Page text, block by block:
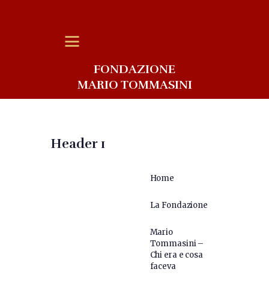
FONDAZIONE
MARIO TOMMASINI
Header 1
Home
La Fondazione
Mario
Tommasini –
Chi era e cosa
faceva